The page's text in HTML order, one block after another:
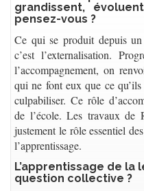
grandissent,
pensez-vous ?
Ce qui se produit depuis un
c’est l’externalisation.
l’accompagnement, on
qui ne font eux que ce
culpabiliser. Ce rôle
de l’école. Les travaux de
justement le rôle essentiel
l’apprentissage.
L’apprentissage de la
question collective ?